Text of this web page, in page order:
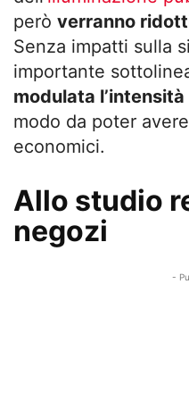
però verranno
Senza impatti sulla
importante
modulata
modo da poter
economici.
Allo studio
negozi
-